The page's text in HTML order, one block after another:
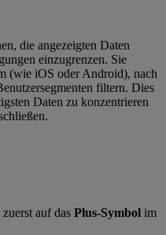
die angezeigten Daten
einzugrenzen. Sie
(wie iOS oder Android), nach
filtern. Dies
Daten zu konzentrieren
auf das Plus-Symbol im